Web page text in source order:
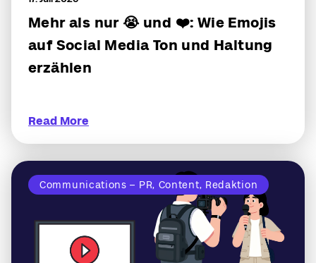
Mehr als nur 😭 und ❤️: Wie Emojis
auf Social Media Ton und Haltung
erzählen
Read More
Communications – PR, Content, Redaktion